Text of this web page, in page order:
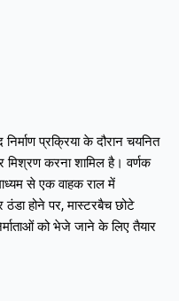
प्रक्रिया के दौरान चयनित
करना शामिल है। वर्णक
से एक वाहक राल में
होने पर, मास्टरबैच छोटे
को भेजे जाने के लिए तैयार